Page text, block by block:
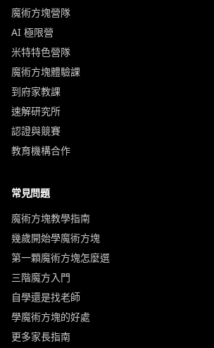
魔術方塊營隊
AI 極限營
米特特色營隊
魔術方塊體驗課
到府家教課
速解研究所
認證與競賽
教育機構合作
常見問題
魔術方塊教學指南
幾歲開始學魔術方塊
第一顆魔術方塊怎麼選
三階魔方入門
自學還是找老師
學魔術方塊的好處
更多家長指南